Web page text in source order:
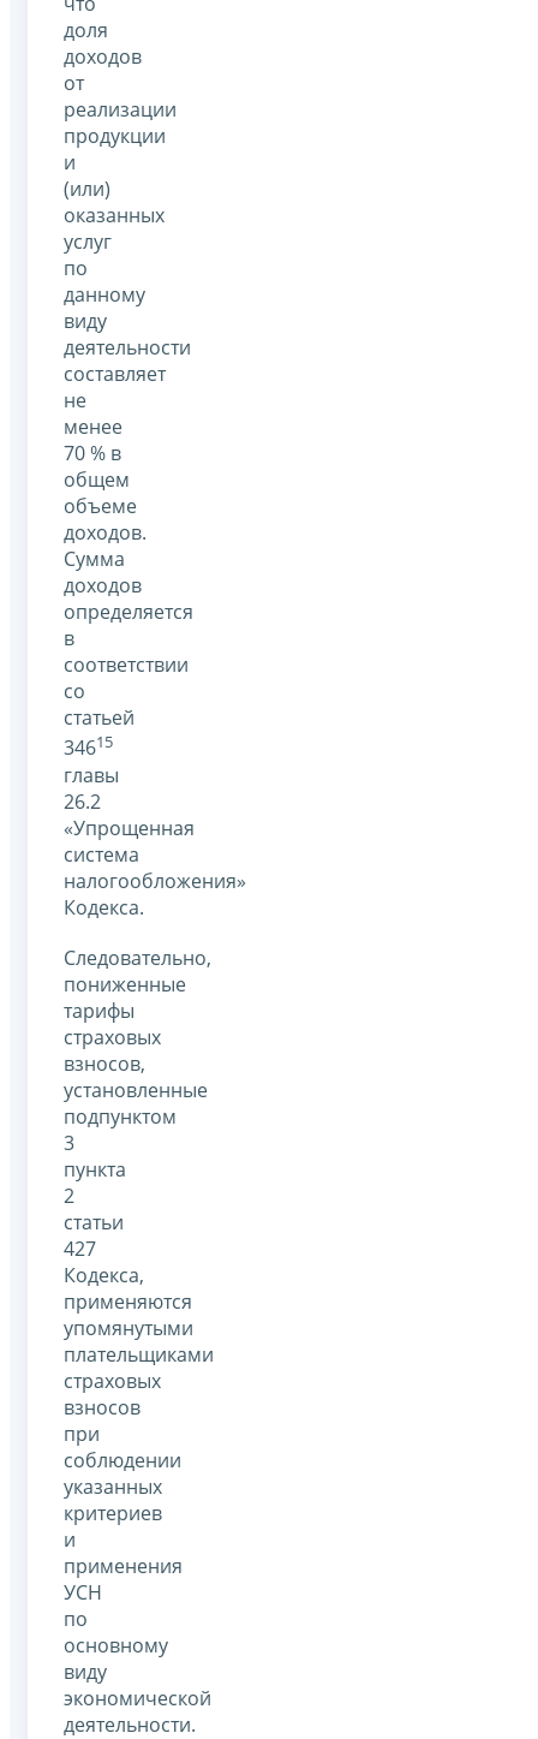
доля
доходов
от
реализации
продукции
и
(или)
оказанных
услуг
по
данному
виду
деятельности
составляет
не
менее
70 % в
общем
объеме
доходов.
Сумма
доходов
определяется
в
соответствии
со
статьей
34615
главы
26.2
«Упрощенная
система
налогообложения»
Кодекса.
Следовательно,
пониженные
тарифы
страховых
взносов,
установленные
подпунктом
3
пункта
2
статьи
427
Кодекса,
применяются
упомянутыми
плательщиками
страховых
взносов
при
соблюдении
указанных
критериев
и
применения
УСН
по
основному
виду
экономической
деятельности.